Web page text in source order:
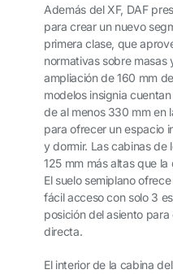
Además del XF, DAF
para crear un nuevo
primera clase, que
normativas sobre masas
ampliación de 160 mm
modelos insignia
de al menos 330 mm en
para ofrecer un espacio
y dormir. Las cabinas de
125 mm más altas que
El suelo semiplano
fácil acceso con solo 3
posición del asiento
directa.
El interior de la cabina